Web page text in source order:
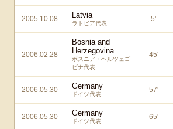
2005.10.08 Latvia
ラトビア代表
5'
2006.02.28
Bosnia and
Herzegovina
ボスニア・ヘルツェゴ
ビナ代表
45'
2006.05.30 Germany
ドイツ代表
57'
2006.05.30 Germany
ドイツ代表
65'